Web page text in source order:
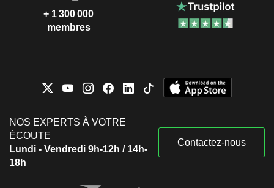
+ 1 300 000
membres
NOS EXPERTS À VOTRE
ÉCOUTE
Lundi - Vendredi 9h-12h / 14h-
18h
Contactez-nous